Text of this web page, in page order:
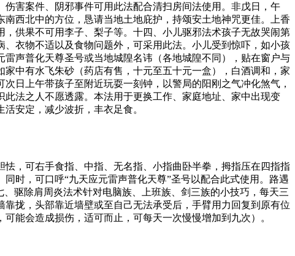
害案件、阴邪事件可用此法配合清扫房间法使用。非戊日，午
西北中的方位，恳请当地土地庇护，持颂安土地神咒更佳。上香
供果不可用李子、梨子等。十四、小儿驱邪法术孩子无故哭闹第
衣物不适以及食物问题外，可采用此法。小儿受到惊吓，如小孩
声普化天尊圣号或当地城隍名讳（各地城隍不同），贴在窗户与
中有水飞朱砂（药店有售，十元至五十元一盒），白酒调和，家
日上午带孩子至附近玩耍一刻钟，以警局的阳刚之气冲化煞气，
法之人不愿透露。本法用于更换工作、家庭地址、家中出现变
安定，减少波折，丰衣足食。
，可右手食指、中指、无名指、小指曲卧半拳，拇指压在四指指
时，可口呼“九天应元雷声普化天尊”圣号以配合此式使用。路遇
驱除肩周炎法术针对电脑族、上班族、剑三族的小技巧，每天三
拢，头部靠近墙壁或至自己无法承受后，手臂用力回复到原有位
能会造成损伤，适可而止，可每天一次慢慢增加到九次）。